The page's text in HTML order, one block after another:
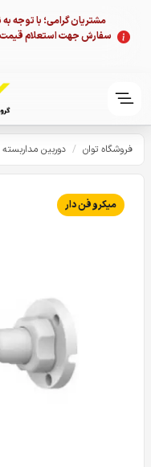
مشتریان گرامی؛ با توجه
سفارش جهت استعلام
فروشگاه توان / دوربین مداربسته
میکروفن دار